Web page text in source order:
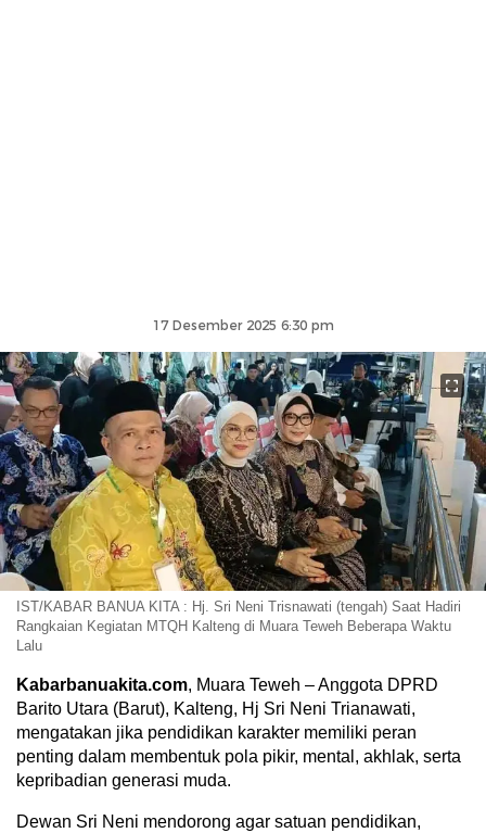
17 Desember 2025 6:30 pm
IST/KABAR BANUA KITA : Hj. Sri Neni Trisnawati (tengah) Saat Hadiri
Rangkaian Kegiatan MTQH Kalteng di Muara Teweh Beberapa Waktu
Lalu
Kabarbanuakita.com, Muara Teweh – Anggota DPRD
Barito Utara (Barut), Kalteng, Hj Sri Neni Trianawati,
mengatakan jika pendidikan karakter memiliki peran
penting dalam membentuk pola pikir, mental, akhlak, serta
kepribadian generasi muda.
Dewan Sri Neni mendorong agar satuan pendidikan,